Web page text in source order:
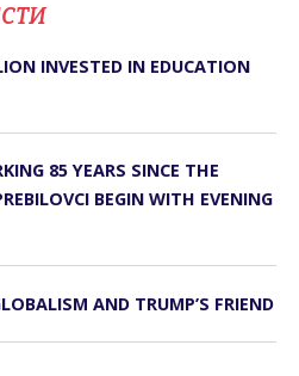
INVESTED IN EDUCATION
85 YEARS SINCE THE
BEGIN WITH EVENING
AND TRUMP’S FRIEND